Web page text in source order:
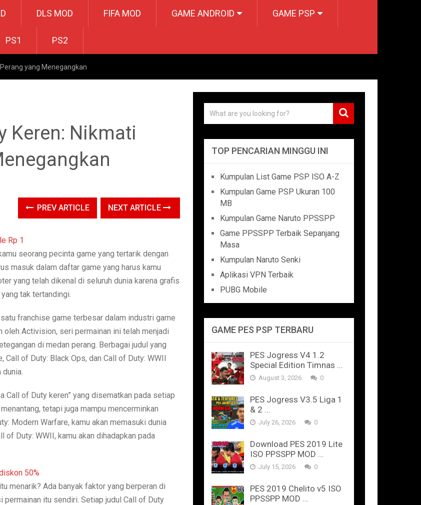
DLS MOD FIFA MOD GAME ANDROID GAME PSP
PS1 PS2
yang Menegangkan
Keren: Nikmati
PREV ARTICLE NEXT ARTICLE
seorang pecinta game yang tertarik dengan
masuk dalam daftar game yang harus kamu
yang telah dikenal di seluruh dunia karena grafis
tak tertandingi.
franchise game terbesar dalam industri game
Activision, seri permainan ini telah menjadi
di medan perang. Berbagai judul yang
of Duty: Black Ops, dan Call of Duty: WWII
Call of Duty keren” yang disematkan pada setiap
tetapi juga mampu mencerminkan
Modern Warfare, kamu akan memasuki dunia
Duty: WWII, kamu akan dihadapkan pada
menarik? Ada banyak faktor yang berperan di
permainan itu sendiri. Setiap judul Call of Duty
TOP PENCARIAN MINGGU INI
Kumpulan List Game PSP ISO A-Z
Kumpulan Game PSP Ukuran 100
MB
Kumpulan Game Naruto PPSSPP
Game PPSSPP Terbaik Sepanjang
Masa
Kumpulan Naruto Senki
Aplikasi VPN Terbaik
PUBG Mobile
GAME PES PSP TERBARU
PES Jogress V4 1.2
Special Edition Timnas …
August 3, 2026 0
PES Jogress V3.5 Liga 1
& 2 …
July 26, 2026 0
Download PES 2019 Lite
ISO PPSSPP MOD …
July 15, 2026 0
PES 2019 Chelito v5 ISO
PPSSPP MOD …